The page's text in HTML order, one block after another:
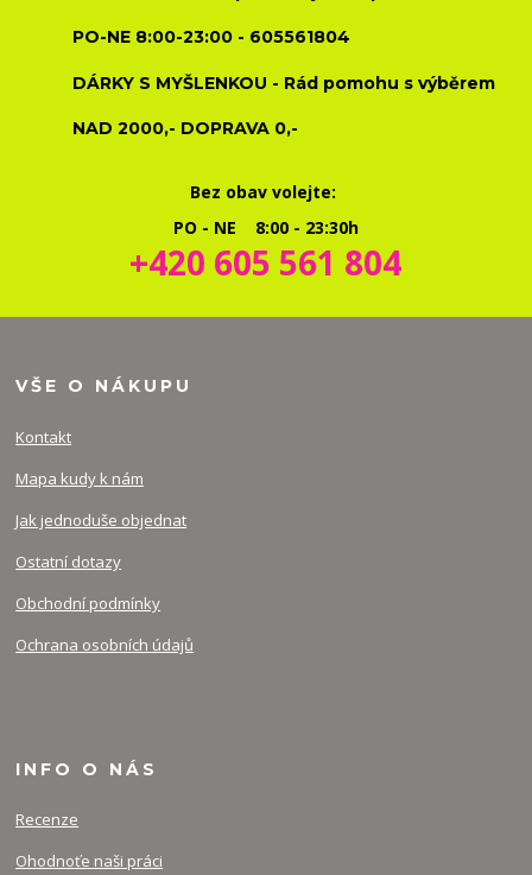
PO-NE 8:00-23:00 - 605561804
DÁRKY S MYŠLENKOU - Rád pomohu s výběrem
NAD 2000,- DOPRAVA 0,-
Bez obav volejte:
PO - NE 8:00 - 23:30h
+420 605 561 804
VŠE O NÁKUPU
Kontakt
Mapa kudy k nám
Jak jednoduše objednat
Ostatní dotazy
Obchodní podmínky
Ochrana osobních údajů
INFO O NÁS
Recenze
Ohodnoťe naši práci